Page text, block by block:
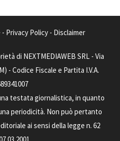
- Privacy Policy - Disclaimer
di NEXTMEDIAWEB SRL - Via
- Codice Fiscale e Partita I.V.A.
testata giornalistica, in quanto
periodicità. Non può pertanto
ai sensi della legge n. 62